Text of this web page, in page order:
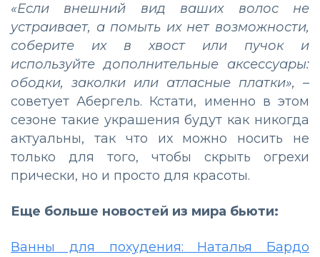
«Если внешний вид ваших волос не
устраивает, а помыть их нет возможности,
соберите их в хвост или пучок и
используйте дополнительные аксессуары:
ободки, заколки или атласные платки», –
советует Абергель. Кстати, именно в этом
сезоне такие украшения будут как никогда
актуальны, так что их можно носить не
только для того, чтобы скрыть огрехи
прически, но и просто для красоты.
Еще больше новостей из мира бьюти:
Ванны для похудения: Наталья Бардо